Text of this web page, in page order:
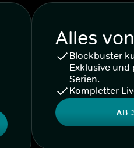
Alles
Blockbuster
Exklusive und
Serien.
Kompletter
AB